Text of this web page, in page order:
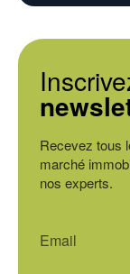
Recevez tous
marché
nos experts.